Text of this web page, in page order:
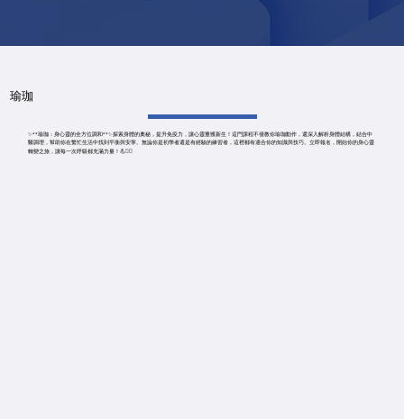
瑜珈
✨**瑜珈：身心靈的全方位調和**✨探索身體的奧秘，提升免疫力，讓心靈重獲新生！這門課程不僅教你瑜珈動作，還深入解析身體結構，結合中
醫調理，幫助你在繁忙生活中找到平衡與安寧。無論你是初學者還是有經驗的練習者，這裡都有適合你的知識與技巧。立即報名，開始你的身心靈
轉變之旅，讓每一次呼吸都充滿力量！💪🧘‍♀️